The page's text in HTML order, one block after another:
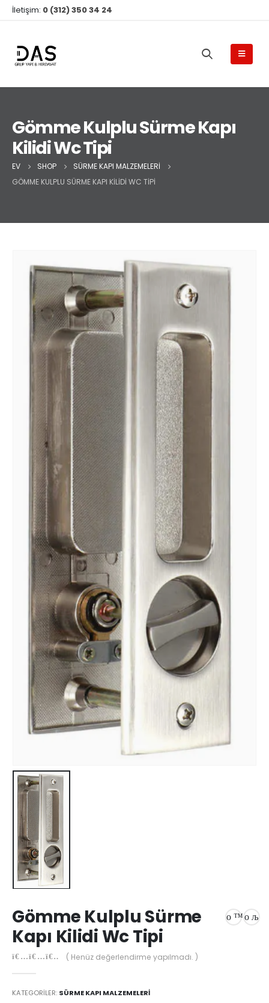
İletişim: 0 (312) 350 34 24
Gömme Kulplu Sürme Kapı
Kilidi Wc Tipi
EV SHOP
SÜRME KAPI MALZEMELERI
GÖMME KULPLU SÜRME KAPI KILIDI WC TIPI
Gömme Kulplu Sürme
Kapı Kilidi Wc Tipi
( Henüz değerlendirme yapılmadı. )
KATEGORILER: SÜRME KAPI MALZEMELERI